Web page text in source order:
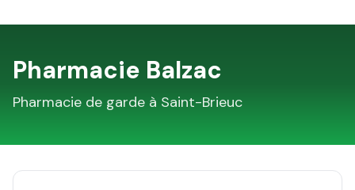
Pharmacie Balzac
Pharmacie de garde à Saint-Brieuc